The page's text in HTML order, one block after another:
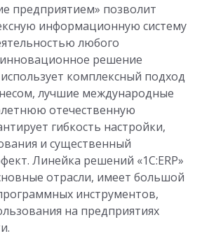
предприятием» позволит
информационную систему
любого
решение
комплексный подход
лучшие международные
отечественную
гибкость настройки,
и существенный
Линейка решений «1С:ERP»
отрасли, имеет большой
инструментов,
на предприятиях